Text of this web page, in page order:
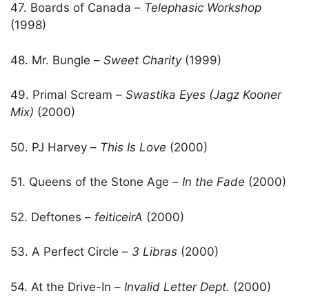
47. Boards of Canada – Telephasic Workshop
(1998)
48. Mr. Bungle – Sweet Charity (1999)
49. Primal Scream – Swastika Eyes (Jagz Kooner
Mix) (2000)
50. PJ Harvey – This Is Love (2000)
51. Queens of the Stone Age – In the Fade (2000)
52. Deftones – feiticeirA (2000)
53. A Perfect Circle – 3 Libras (2000)
54. At the Drive-In – Invalid Letter Dept. (2000)